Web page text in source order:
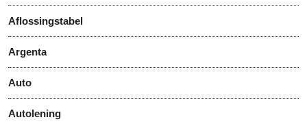
Aflossingstabel
Argenta
Auto
Autolening